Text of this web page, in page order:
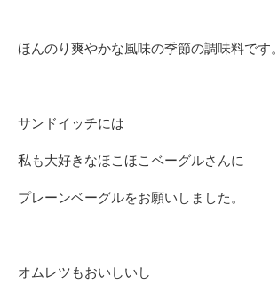
ほんのり爽やかな風味の季節の調味料です。
サンドイッチには
私も大好きなほこほこベーグルさんに
プレーンベーグルをお願いしました。
オムレツもおいしいし